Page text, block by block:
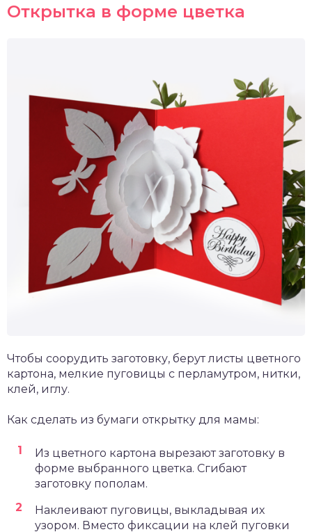
Открытка в форме цветка
Чтобы соорудить заготовку, берут листы цветного
картона, мелкие пуговицы с перламутром, нитки,
клей, иглу.
Как сделать из бумаги открытку для мамы:
Из цветного картона вырезают заготовку в
форме выбранного цветка. Сгибают
заготовку пополам.
Наклеивают пуговицы, выкладывая их
узором. Вместо фиксации на клей пуговки